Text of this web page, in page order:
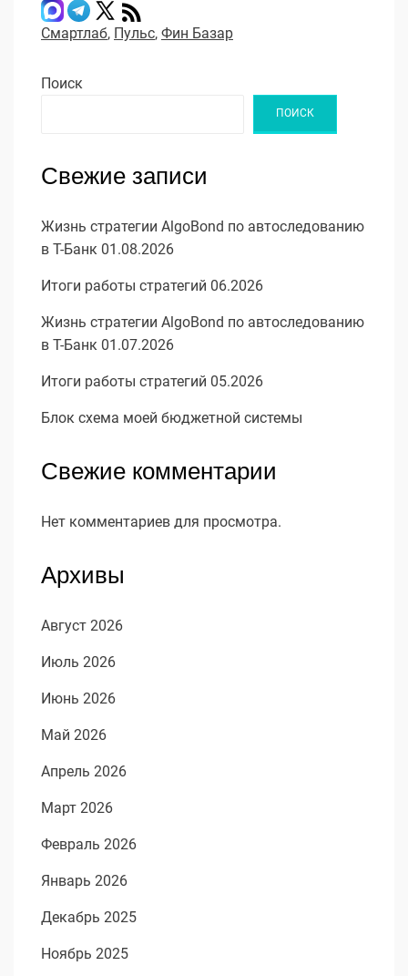
Смартлаб, Пульс, Фин Базар
Поиск
ПОИСК
Свежие записи
Жизнь стратегии AlgoBond по автоследованию
в Т-Банк 01.08.2026
Итоги работы стратегий 06.2026
Жизнь стратегии AlgoBond по автоследованию
в Т-Банк 01.07.2026
Итоги работы стратегий 05.2026
Блок схема моей бюджетной системы
Свежие комментарии
Нет комментариев для просмотра.
Архивы
Август 2026
Июль 2026
Июнь 2026
Май 2026
Апрель 2026
Март 2026
Февраль 2026
Январь 2026
Декабрь 2025
Ноябрь 2025